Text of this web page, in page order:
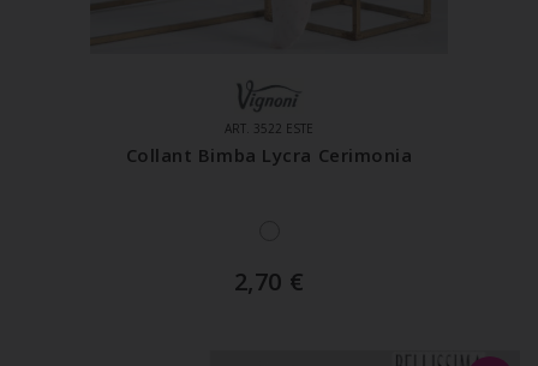
ART. 3522 ESTE
Collant Bimba Lycra Cerimonia
2,70 €